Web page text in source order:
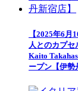
【2025年6
人とのカプ
Kaito
ープン【伊勢